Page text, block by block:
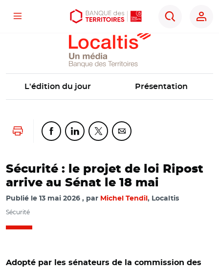
Aller
Aller
Ouvrir
d'accessibilité
Menu
Rechercher
Localtis
L'édition du jour Présentation
Lancer l'impressionPartager cette page sur Facebook
Partager cette page sur Linkedin
Partager cette page sur Twitter
Partager cette page sur
Sécurité : le projet de loi Ripost
arrive au Sénat le 18 mai
Publié le 13 mai 2026 par Michel Tendil , Localtis
Sécurité
Adopté par les sénateurs de la commission des